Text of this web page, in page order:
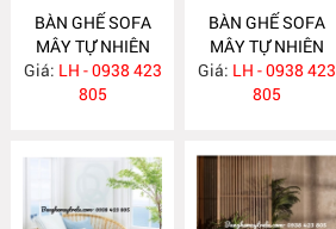
BÀN GHẾ SOFA
MÂY TỰ NHIÊN
MA663
Giá: LH - 0938 423
805
BÀN GHẾ SOFA
MÂY TỰ NHIÊN
MA657
Giá: LH - 0938 423
805